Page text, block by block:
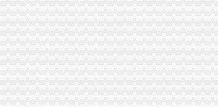
云阳县工商局免费注册公司认真开展保持共产党员先进性教育活动
市0元注册公司工商局保持共产党员先进性教育工作正式启动
市局机关组织“党旗在我心中”重庆免费注册公司演讲比赛
市局组织机关全体干部职工为“非典”0元注册公司一线医护人员捐款献爱心
经开区举行“诚信守约 无愧社会”重庆免费注册公司签名宣誓仪式
荣昌县3.15活动呈现四大特点
铜梁局如何一元钱办公司形式多样开展3.15国际消费者权益日纪念活动
巴南局三结合三细化三加强促“3.15”0元注册公司活动深入开展
巴南局重庆0元注册公司扎实开展种子留样备查工作
各区县局1元注册公司立足职能努力为建设社会主义新农村服务